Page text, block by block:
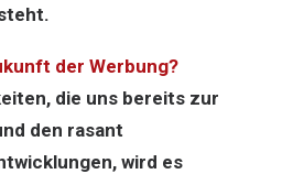
der Werbung?
die uns bereits zur
den rasant
wird es